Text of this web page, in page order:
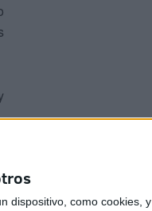
dispositivo, como cookies, y